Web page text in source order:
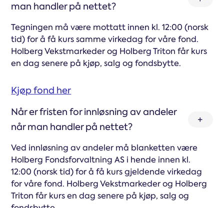
man handler på nettet?
Tegningen må være mottatt innen kl. 12:00 (norsk
tid) for å få kurs samme virkedag for våre fond.
Holberg Vekstmarkeder og Holberg Triton får kurs
en dag senere på kjøp, salg og fondsbytte.
Kjøp fond her
Når er fristen for innløsning av andeler
når man handler på nettet?
Ved innløsning av andeler må blanketten være
Holberg Fondsforvaltning AS i hende innen kl.
12:00 (norsk tid) for å få kurs gjeldende virkedag
for våre fond. Holberg Vekstmarkeder og Holberg
Triton får kurs en dag senere på kjøp, salg og